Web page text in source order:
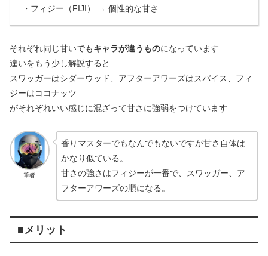
・フィジー（FIJI） → 個性的な甘さ
それぞれ同じ甘いでもキャラが違うものになっています
違いをもう少し解説すると
スワッガーはシダーウッド、アフターアワーズはスパイス、フィ
ジーはココナッツ
がそれぞれいい感じに混ざって甘さに強弱をつけています
筆者
香りマスターでもなんでもないですが甘さ自体は
かなり似ている。
甘さの強さはフィジーが一番で、スワッガー、ア
フターアワーズの順になる。
■メリット